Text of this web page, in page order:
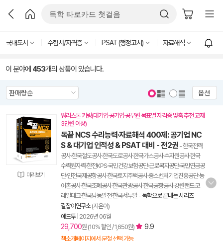
국내도서 수험서/자격증 PSAT (행정고시) 자료해석
이 분야에 453개의 상품이 있습니다.
옵션
미리보기
워리스톤 키링(대기업·공기업·공무원 목표별 자격증 맞춤 추천 교재
3만원 이상)
독끝 NCS 수리능력·자료해석 400제: 공기업 NC
S & 대기업 인적성 & PSAT 대비 - 전2권 - 한국전력
공사·한국철도공사·한국도로공사·한국가스공사·수자원공사·한국
수력원자력·한전KPS·국민건강보험공단·근로복지공단·국민연금공
단·인천국제공항공사·한국토지주택공사·중소벤처기업진흥공단·농
어촌공사·한국조폐공사·한국관광공사·한국공항공사·강원랜드·코
레일테크·한국남동발전·한국서부발-독학으로 끝내는 시리즈
길잡이연구소(지은이)
애드투| 2026년 06월
29,700원 (10% 할인 / 1,650원) 9.9
책소개페이지에서 분철 선택 가능